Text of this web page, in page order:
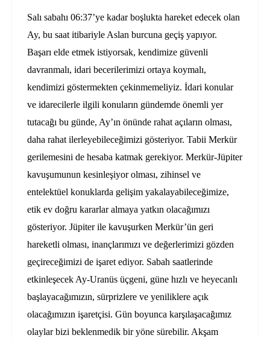
Salı sabahı 06:37’ye kadar boşlukta hareket edecek olan
Ay, bu saat itibariyle Aslan burcuna geçiş yapıyor.
Başarı elde etmek istiyorsak, kendimize güvenli
davranmalı, idari becerilerimizi ortaya koymalı,
kendimizi göstermekten çekinmemeliyiz. İdari konular
ve idarecilerle ilgili konuların gündemde önemli yer
tutacağı bu günde, Ay’ın önünde rahat açıların olması,
daha rahat ilerleyebileceğimizi gösteriyor. Tabii Merkür
gerilemesini de hesaba katmak gerekiyor. Merkür-Jüpiter
kavuşumunun kesinleşiyor olması, zihinsel ve
entelektüel konuklarda gelişim yakalayabileceğimize,
etik ev doğru kararlar almaya yatkın olacağımızı
gösteriyor. Jüpiter ile kavuşurken Merkür’ün geri
hareketli olması, inançlarımızı ve değerlerimizi gözden
geçireceğimizi de işaret ediyor. Sabah saatlerinde
etkinleşecek Ay-Uranüs üçgeni, güne hızlı ve heyecanlı
başlayacağımızın, sürprizlere ve yeniliklere açık
olacağımızın işaretçisi. Gün boyunca karşılaşacağımız
olaylar bizi beklenmedik bir yöne sürebilir. Akşam